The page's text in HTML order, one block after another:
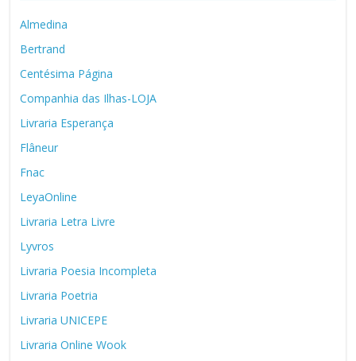
Almedina
Bertrand
Centésima Página
Companhia das Ilhas-LOJA
Livraria Esperança
Flâneur
Fnac
LeyaOnline
Livraria Letra Livre
Lyvros
Livraria Poesia Incompleta
Livraria Poetria
Livraria UNICEPE
Livraria Online Wook